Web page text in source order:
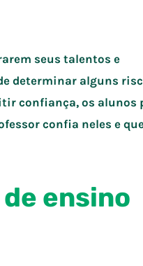
seus talentos e
determinar alguns
confiança, os alunos
confia neles e
ensino